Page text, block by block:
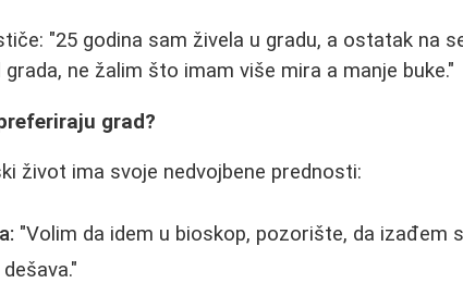
"25 godina sam živela u gradu, a ostatak na
ne žalim što imam više mira a manje buke."
grad?
život ima svoje nedvojbene prednosti:
"Volim da idem u bioskop, pozorište, da izađem